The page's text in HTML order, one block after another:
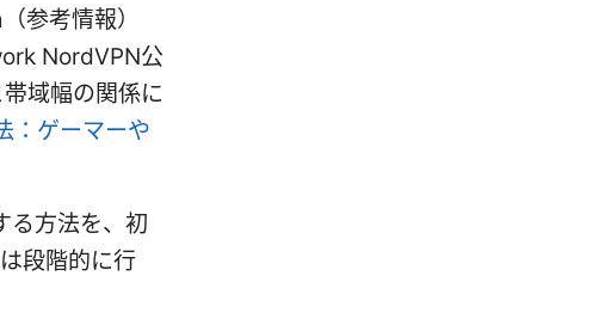
参考情報）
NordVPN公
域幅の関係に
：ゲーマーや
る方法を、初
段階的に行